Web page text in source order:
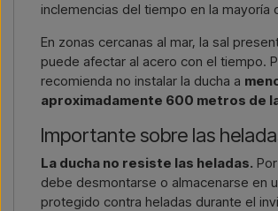
inclemencias del tiempo en la mayoría
En zonas cercanas al mar, la sal
puede afectar al acero con el tiempo.
recomienda no instalar la ducha a
aproximadamente 600 metros de
Importante sobre las
La ducha no resiste las heladas.
debe desmontarse o almacenarse en
protegido contra heladas durante el